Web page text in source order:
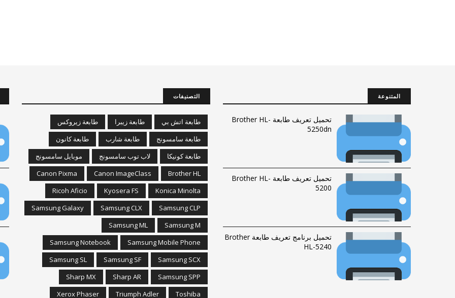
المتنوعة
تحميل تعريف طابعة Brother HL-
5250dn
تحميل تعريف طابعة Brother HL-
5200
تحميل برنامج تعريف طابعة Brother
HL-5240
التصنيفات
طابعة اتش بي طابعة زيبرا
طابعة زيروكس
طابعة سامسونج
طابعة شارب
طابعة كانون
طابعة كونيكا
لاب توب سامسونج
موبايل سامسونج
Brother HL
Canon ImageClass
Canon Pixma
Konica Minolta
Kyosera FS
Ricoh Aficio
Samsung CLP
Samsung CLX
Samsung Galaxy
Samsung M
Samsung ML
Samsung Mobile Phone
Samsung Notebook
Samsung SCX
Samsung SF
Samsung SL
Samsung SPP
Sharp AR
Sharp MX
Toshiba
Triumph Adler
Xerox Phaser